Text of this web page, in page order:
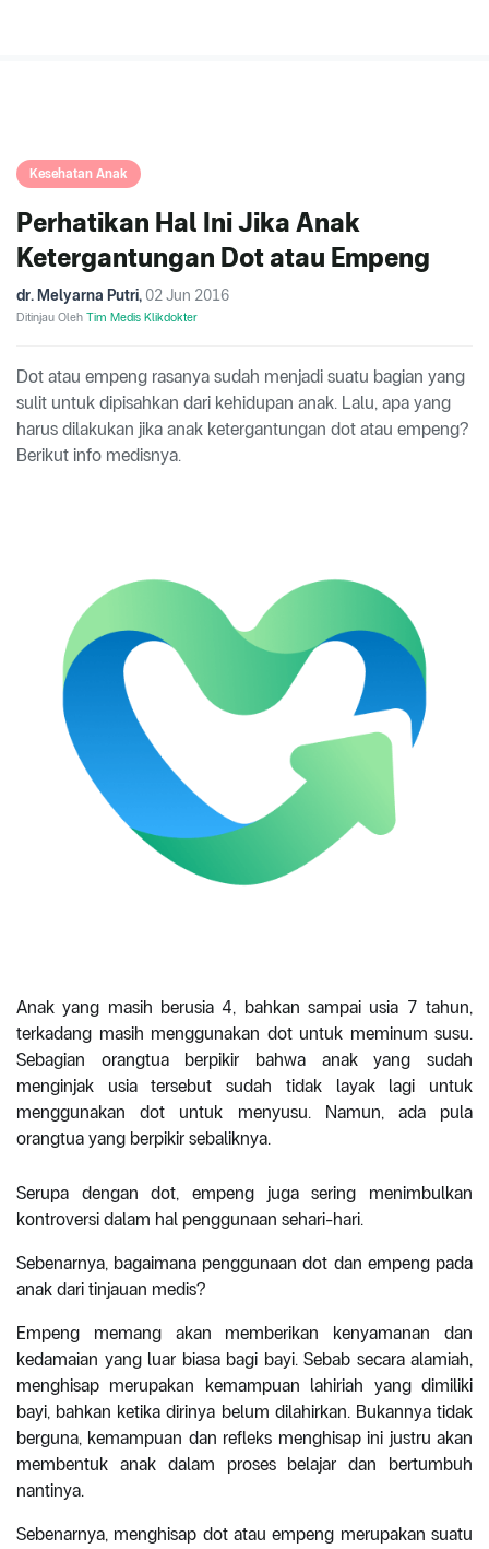
Kesehatan Anak
Perhatikan Hal Ini Jika Anak
Ketergantungan Dot atau Empeng
dr. Melyarna Putri, 02 Jun 2016
Ditinjau Oleh Tim Medis Klikdokter
Dot atau empeng rasanya sudah menjadi suatu bagian yang
sulit untuk dipisahkan dari kehidupan anak. Lalu, apa yang
harus dilakukan jika anak ketergantungan dot atau empeng?
Berikut info medisnya.
Anak yang masih berusia 4, bahkan sampai usia 7 tahun,
terkadang masih menggunakan dot untuk meminum susu.
Sebagian orangtua berpikir bahwa anak yang sudah
menginjak usia tersebut sudah tidak layak lagi untuk
menggunakan dot untuk menyusu. Namun, ada pula
orangtua yang berpikir sebaliknya.
Serupa dengan dot, empeng juga sering menimbulkan
kontroversi dalam hal penggunaan sehari-hari.
Sebenarnya, bagaimana penggunaan dot dan empeng pada
anak dari tinjauan medis?
Empeng memang akan memberikan kenyamanan dan
kedamaian yang luar biasa bagi bayi. Sebab secara alamiah,
menghisap merupakan kemampuan lahiriah yang dimiliki
bayi, bahkan ketika dirinya belum dilahirkan. Bukannya tidak
berguna, kemampuan dan refleks menghisap ini justru akan
membentuk anak dalam proses belajar dan bertumbuh
nantinya.
Sebenarnya, menghisap dot atau empeng merupakan suatu